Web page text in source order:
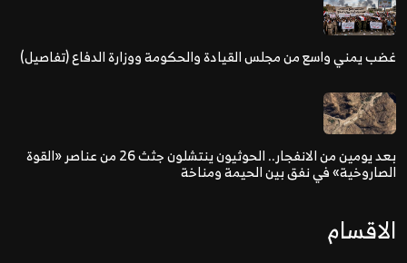
غضب يمني واسع من مجلس القيادة والحكومة ووزارة الدفاع (تفاصيل)
بعد يومين من الانفجار.. الحوثيون ينتشلون جثث 26 من عناصر «القوة
الصاروخية» في نفق بين الحيمة ومناخة
الاقسام